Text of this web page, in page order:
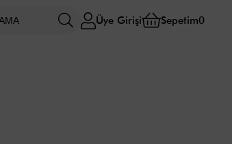
Üye Girişi Sepetim0